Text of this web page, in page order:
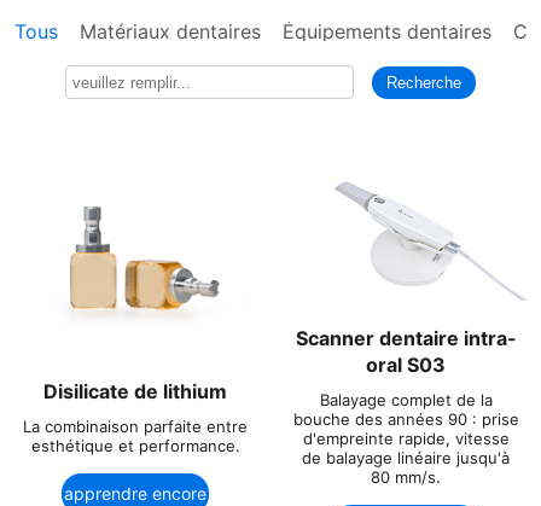
Tous Matériaux dentaires Équipements dentaires
Recherche
Disilicate de lithium
La combinaison parfaite entre
esthétique et performance.
apprendre encore
Scanner dentaire intra-
oral S03
Balayage complet de la
bouche des années 90 : prise
d'empreinte rapide, vitesse
de balayage linéaire jusqu'à
80 mm/s.